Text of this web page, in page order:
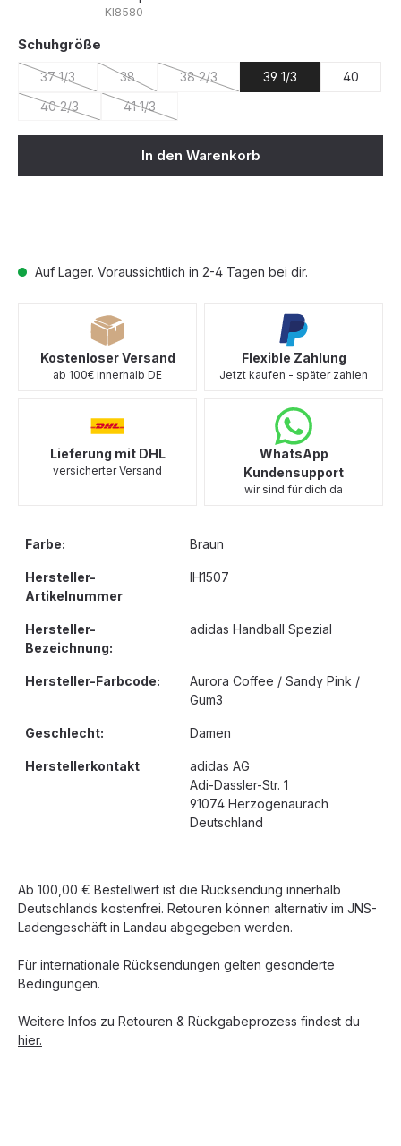
Auf Lager. Voraussichtlich in 2-4 Tagen bei dir.
KI8580
Schuhgröße
37 1/3
(Diese Option ist zurzeit nicht verfügbar.)
38
(Diese Option ist zurzeit nicht verfügbar.)
38 2/3
(Diese Option ist zurzeit nicht
39 1/3
40
40 2/3
(Diese Option ist zurzeit nicht verfügbar.)
41 1/3
(Diese Option ist zurzeit nicht verfügbar.)
In den Warenkorb
Kostenloser Versand
ab 100€ innerhalb DE
Flexible Zahlung
Jetzt kaufen - später zahlen
Lieferung mit DHL
versicherter Versand
WhatsApp
Kundensupport
wir sind für dich da
Farbe: Braun
Hersteller-
Artikelnummer
IH1507
Hersteller-
Bezeichnung:
adidas Handball Spezial
Hersteller-Farbcode:
Aurora Coffee / Sandy Pink /
Gum3
Geschlecht: Damen
Herstellerkontakt
adidas AG
Adi-Dassler-Str. 1
91074 Herzogenaurach
Deutschland
Ab 100,00 € Bestellwert ist die Rücksendung innerhalb
Deutschlands kostenfrei. Retouren können alternativ im JNS-
Ladengeschäft in Landau abgegeben werden.
Für internationale Rücksendungen gelten gesonderte
Bedingungen.
Weitere Infos zu Retouren & Rückgabeprozess findest du
hier.